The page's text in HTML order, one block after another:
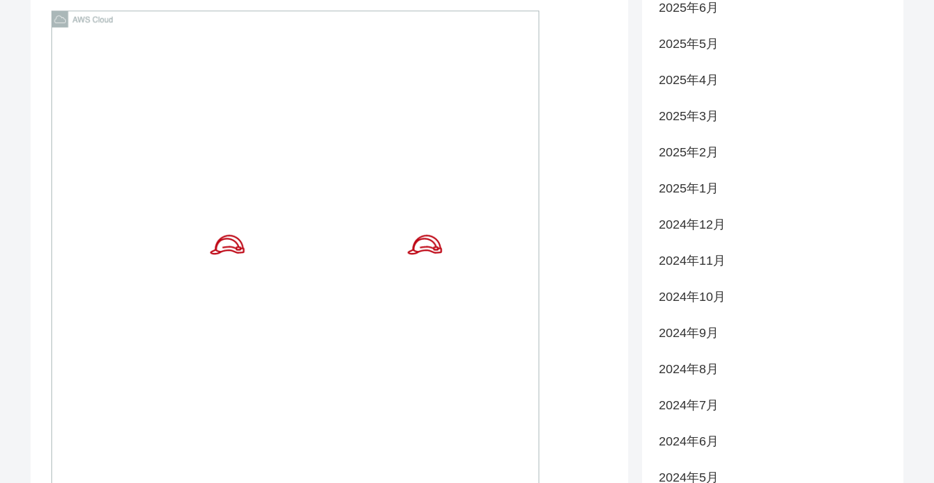
2025年6月
2025年5月
2025年4月
2025年3月
2025年2月
2025年1月
2024年12月
2024年11月
2024年10月
2024年9月
2024年8月
2024年7月
2024年6月
2024年5月